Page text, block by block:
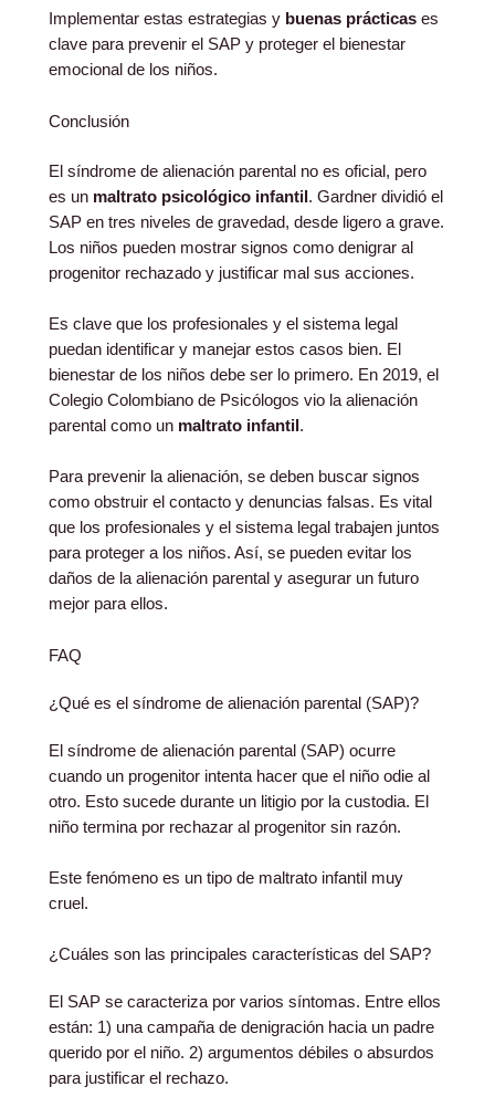
Implementar estas estrategias y buenas prácticas es
clave para prevenir el SAP y proteger el bienestar
emocional de los niños.
Conclusión
El síndrome de alienación parental no es oficial, pero
es un maltrato psicológico infantil. Gardner dividió el
SAP en tres niveles de gravedad, desde ligero a grave.
Los niños pueden mostrar signos como denigrar al
progenitor rechazado y justificar mal sus acciones.
Es clave que los profesionales y el sistema legal
puedan identificar y manejar estos casos bien. El
bienestar de los niños debe ser lo primero. En 2019, el
Colegio Colombiano de Psicólogos vio la alienación
parental como un maltrato infantil .
Para prevenir la alienación, se deben buscar signos
como obstruir el contacto y denuncias falsas. Es vital
que los profesionales y el sistema legal trabajen juntos
para proteger a los niños. Así, se pueden evitar los
daños de la alienación parental y asegurar un futuro
mejor para ellos.
FAQ
¿Qué es el síndrome de alienación parental (SAP)?
El síndrome de alienación parental (SAP) ocurre
cuando un progenitor intenta hacer que el niño odie al
otro. Esto sucede durante un litigio por la custodia. El
niño termina por rechazar al progenitor sin razón.
Este fenómeno es un tipo de maltrato infantil muy
cruel.
¿Cuáles son las principales características del SAP?
El SAP se caracteriza por varios síntomas. Entre ellos
están: 1) una campaña de denigración hacia un padre
querido por el niño. 2) argumentos débiles o absurdos
para justificar el rechazo.